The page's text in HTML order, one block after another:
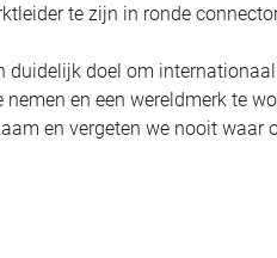
te zijn in ronde
duidelijk doel om
en een wereldmerk te
en vergeten we nooit waar